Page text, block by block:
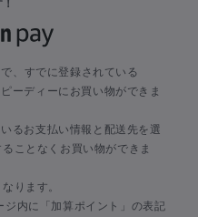
、すでに登録されている
ーディーにお買い物ができま
るお支払い情報と配送先を選
ことなくお買い物ができま
ります。
内に「加算ポイント」の表記